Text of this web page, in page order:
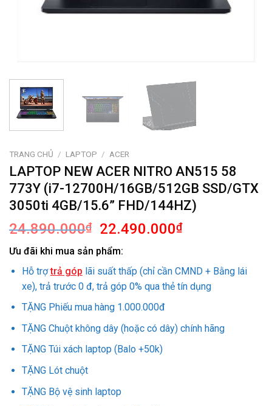
TRANG CHỦ / LAPTOP / ACER
LAPTOP NEW ACER NITRO AN515 58
773Y (i7-12700H/16GB/512GB SSD/GTX
3050ti 4GB/15.6” FHD/144HZ)
24.890.000₫
Giá
gốc
là:
24.890.000₫.
22.490.000₫Giá
là:
22.490.000₫.
Ưu đãi khi mua sản phẩm:
Hỗ trợtrả góp lãi suất thấp (chỉ cần CMND + Bằng lái
xe), trả trước 0 đ, trả góp 0% qua thẻ tín dụng
TẶNG Phiếu mua hàng 1.000.000đ
TẶNG Chuột không dây (hoặc có dây) chính hãng
TẶNG Túi xách laptop (Balo +50k)
TẶNG Lót chuột
TẶNG Bộ vệ sinh laptop